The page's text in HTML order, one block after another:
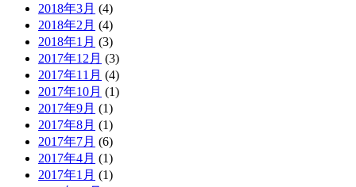
2018年3月 (4)
2018年2月 (4)
2018年1月 (3)
2017年12月 (3)
2017年11月 (4)
2017年10月 (1)
2017年9月 (1)
2017年8月 (1)
2017年7月 (6)
2017年4月 (1)
2017年1月 (1)